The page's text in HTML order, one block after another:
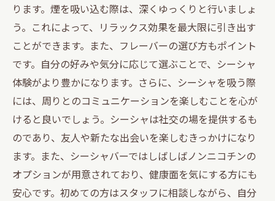
ります。煙を吸い込む際は、深くゆっくりと行いましょ
う。これによって、リラックス効果を最大限に引き出す
ことができます。また、フレーバーの選び方もポイント
です。自分の好みや気分に応じて選ぶことで、シーシャ
体験がより豊かになります。さらに、シーシャを吸う際
には、周りとのコミュニケーションを楽しむことを心が
けると良いでしょう。シーシャは社交の場を提供するも
のであり、友人や新たな出会いを楽しむきっかけになり
ます。また、シーシャバーではしばしばノンニコチンの
オプションが用意されており、健康面を気にする方にも
安心です。初めての方はスタッフに相談しながら、自分